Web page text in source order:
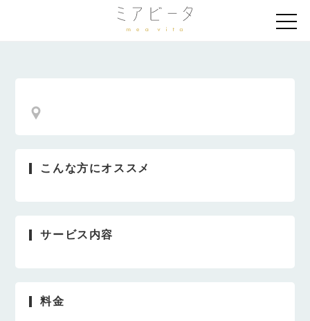
こんな方にオススメ
サービス内容
料金